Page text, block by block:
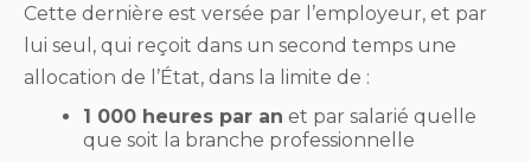
Cette dernière est versée par l’employeur, et par
lui seul, qui reçoit dans un second temps une
allocation de l’État, dans la limite de :
1 000 heures par an et par salarié quelle
que soit la branche professionnelle